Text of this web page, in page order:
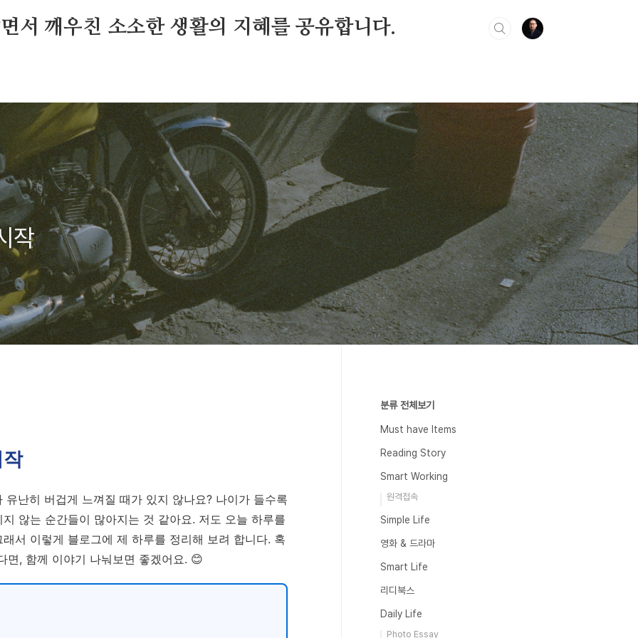
서 깨우친 소소한 생활의 지혜를 공유합니다.
작
난히 버겁게 느껴질 때가 있지 않나요? 나이가 들수록
않는 순간들이 많아지는 것 같아요. 저도 오늘 하루를
서 이렇게 블로그에 제 하루를 정리해 보려 합니다. 혹
면, 함께 이야기 나눠보면 좋겠어요. 😊
분류 전체보기
Must have Items
Reading Story
Smart Working
원격접속
Simple Life
영화 & 드라마
Smart Life
리디북스
Daily Life
Photo Essay